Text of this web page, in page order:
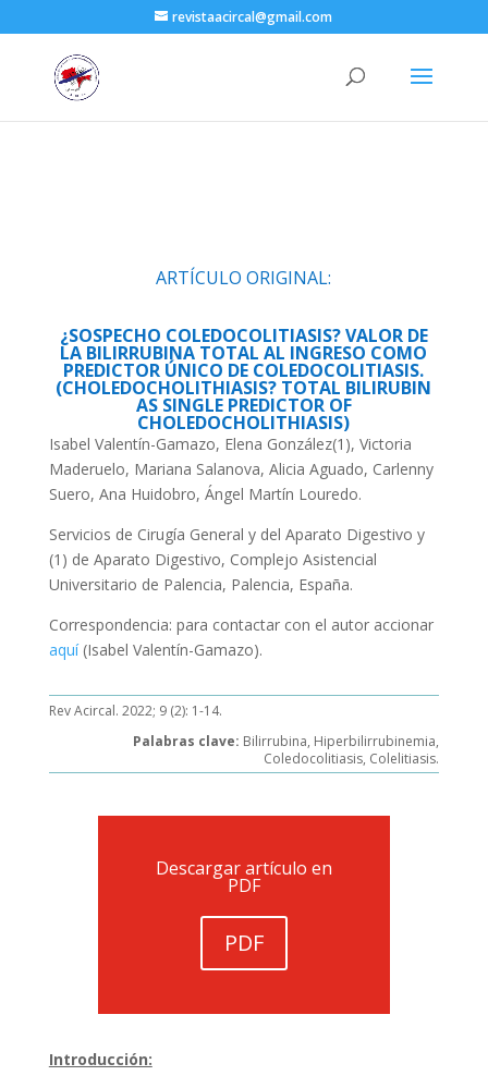
revistaacircal@gmail.com
ARTÍCULO ORIGINAL:
¿SOSPECHO COLEDOCOLITIASIS? VALOR DE
LA BILIRRUBINA TOTAL AL INGRESO COMO
PREDICTOR ÚNICO DE COLEDOCOLITIASIS.
(CHOLEDOCHOLITHIASIS? TOTAL BILIRUBIN
AS SINGLE PREDICTOR OF
CHOLEDOCHOLITHIASIS)
Isabel Valentín-Gamazo, Elena González(1), Victoria
Maderuelo, Mariana Salanova, Alicia Aguado, Carlenny
Suero, Ana Huidobro, Ángel Martín Louredo.
Servicios de Cirugía General y del Aparato Digestivo y
(1) de Aparato Digestivo, Complejo Asistencial
Universitario de Palencia, Palencia, España.
Correspondencia: para contactar con el autor accionar
aquí(Isabel Valentín-Gamazo).
Rev Acircal. 2022; 9 (2): 1-14.
Palabras clave: Bilirrubina, Hiperbilirrubinemia,
Coledocolitiasis, Colelitiasis.
Descargar artículo en
PDF
PDF
Introducción: